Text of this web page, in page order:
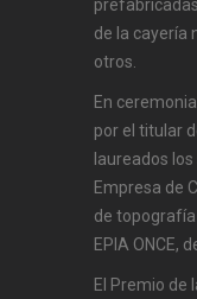
de la cayería
otros.
En
por el titular
laureados
Empresa de
de
EPIA ONCE,
El Premio de